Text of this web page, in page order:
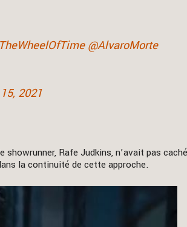
@AlvaroMorte
2021
Rafe Judkins, n’avait pas
la continuité de cette approche.